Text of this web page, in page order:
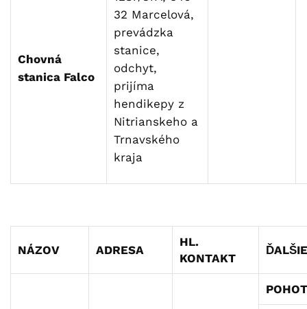
Chovná
stanica Falco
32 Marcelová,
prevádzka
stanice,
odchyt,
prijíma
hendikepy z
Nitrianskeho a
Trnavského
kraja
NÁZOV ADRESA
HL.
KONTAKT